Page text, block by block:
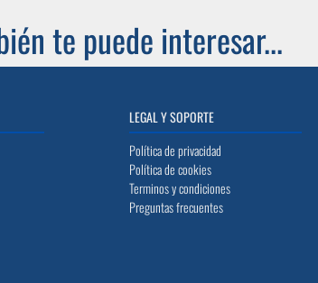
te puede interesar...
LEGAL Y SOPORTE
Política de privacidad
Política de cookies
Terminos y condiciones
Preguntas frecuentes